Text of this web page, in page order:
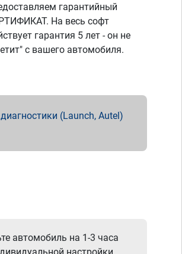
гарантийный
На весь софт
гарантия 5 лет - он не
с вашего автомобиля.
(Launch, Autel)
автомобиль на 1-3 часа